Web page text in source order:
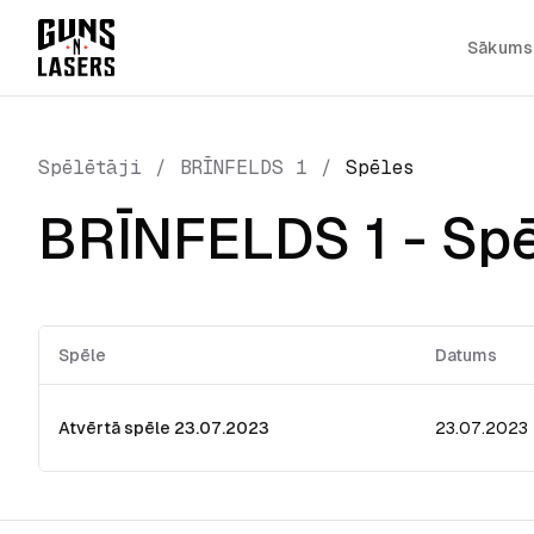
Sākums
Spēlētāji / BRĪNFELDS 1 / Spēles
BRĪNFELDS 1 -
Spēle Datums
Atvērtā spēle 23.07.2023 23.07.2023